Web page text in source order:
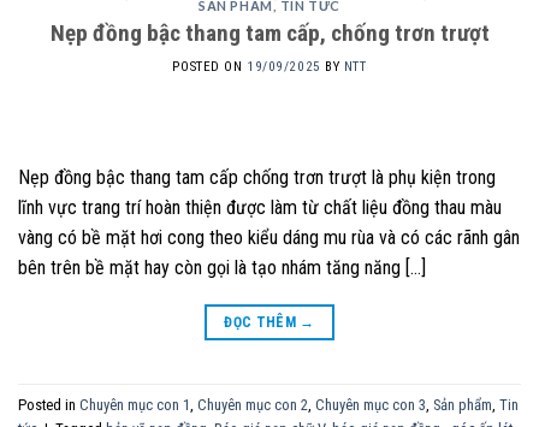
SẢN PHẨM
TIN TỨC
Nẹp đồng bậc thang tam cấp, chống trơn trượt
POSTED ON 19/09/2025 BY NTT
Nẹp đồng bậc thang tam cấp chống trơn trượt là phụ kiện trong
lĩnh vực trang trí hoàn thiện được làm từ chất liệu đồng thau màu
vàng có bề mặt hơi cong theo kiểu dáng mu rùa và có các rãnh gân
bên trên bề mặt hay còn gọi là tạo nhám tăng năng […]
ĐỌC THÊM →
Posted in Chuyên mục con 1 Chuyên mục con 2 Chuyên mục con 3 Sản phẩm Tin